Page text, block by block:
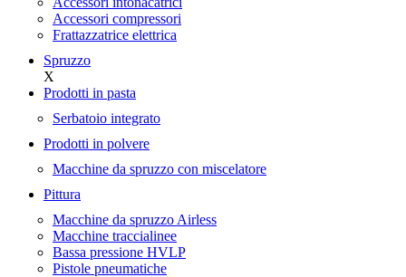
Accessori compressori
Frattazzatrice elettrica
Spruzzo
X
Prodotti in pasta
Serbatoio integrato
Prodotti in polvere
Macchine da spruzzo con miscelatore
Pittura
Macchine da spruzzo Airless
Macchine traccialinee
Bassa pressione HVLP
Pistole pneumatiche